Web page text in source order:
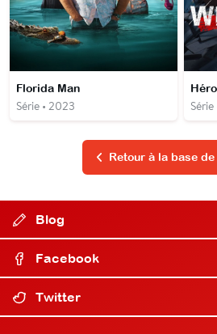
Florida Man
Série • 2023
Retour à la base de
Blog
Facebook
Twitter